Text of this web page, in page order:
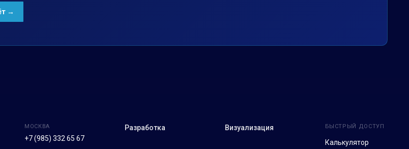
МОСКВА
+7 (985) 332 65 67
Разработка Визуализация БЫСТРЫЙ ДОСТУП
Калькулятор